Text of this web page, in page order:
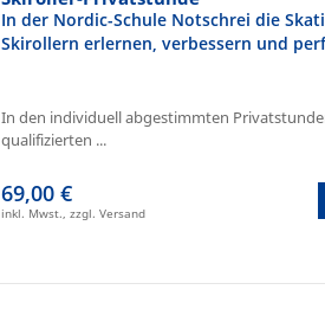
In der Nordic-Schule Notschrei die
Skirollern erlernen, verbessern und
In den individuell abgestimmten
qualifizierten ...
69,00 €
inkl. Mwst., zzgl. Versand